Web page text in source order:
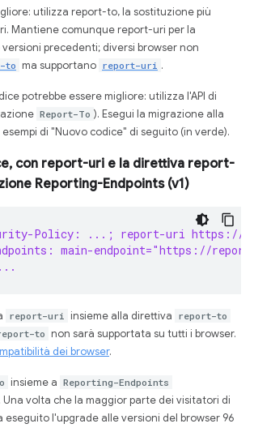
utilizza report-to, la sostituzione più
Mantiene comunque report-uri per la
precedenti; diversi browser non
to ma supportano report-uri .
potrebbe essere migliore: utilizza l'API di
Report-To ). Esegui la migrazione alla
di "Nuovo codice" di seguito (in verde).
con report-uri e la direttiva report-
Reporting-Endpoints (v1)
Policy: ...; report-uri https://
main-endpoint="https://
report-uri insieme alla direttiva report-to
to
non sarà supportata su tutti i browser.
dei browser.
insieme a Reporting-Endpoints
volta che la maggior parte dei visitatori di
eseguito l'upgrade alle versioni del browser 96